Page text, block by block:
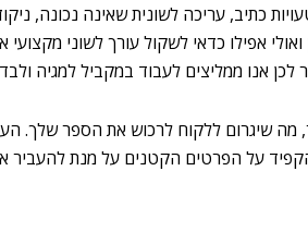
טעויות כתיב, עריכה לשונית שאינה
אפילו כדאי לשקול עורך לשוני מקצועי
לכן אנו ממליצים לעבוד במקביל למגיה
שיגרום ללקוח לרכוש את הספר שלך.
על הפרטים הקטנים על מנת להעביר